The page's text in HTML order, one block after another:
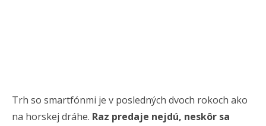
Trh so smartfónmi je v posledných dvoch rokoch ako
na horskej dráhe. Raz predaje nejdú, neskôr sa